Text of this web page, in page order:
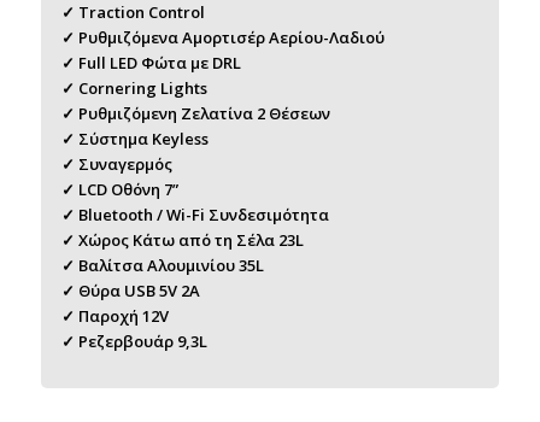
✓ Traction Control
✓ Ρυθμιζόμενα Αμορτισέρ Αερίου-Λαδιού
✓ Full LED Φώτα με DRL
✓ Cornering Lights
✓ Ρυθμιζόμενη Ζελατίνα 2 Θέσεων
✓ Σύστημα Keyless
✓ Συναγερμός
✓ LCD Οθόνη 7”
✓ Bluetooth / Wi-Fi Συνδεσιμότητα
✓ Χώρος Κάτω από τη Σέλα 23L
✓ Βαλίτσα Αλουμινίου 35L
✓ Θύρα USB 5V 2A
✓ Παροχή 12V
✓ Ρεζερβουάρ 9,3L